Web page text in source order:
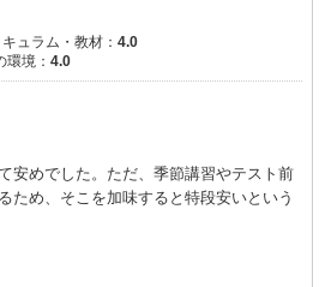
ュラム・教材： 4.0
環境： 4.0
安めでした。ただ、季節講習やテスト前
ため、そこを加味すると特段安いという